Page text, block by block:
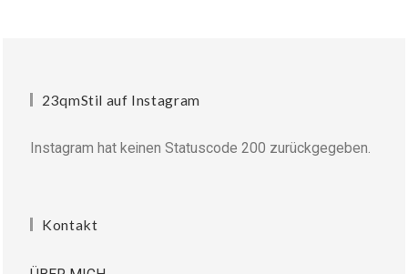
23qmStil auf Instagram
Instagram hat keinen Statuscode 200 zurückgegeben.
Kontakt